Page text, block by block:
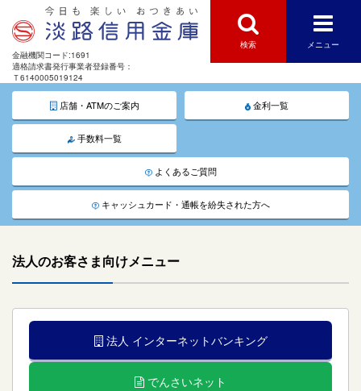
金融機関コード:1691
適格請求書発行事業者登録番号：
Ｔ6140005019124
検索 メニュー
店舗・ATMのご案内 金利一覧
手数料一覧
よくあるご質問
キャッシュカード・通帳を紛失された方へ
法人のお客さま向けメニュー
法人 インターネットバンキング
でんさいネット